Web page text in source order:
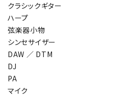
クラシックギター
ハープ
弦楽器小物
シンセサイザー
DAW ／ DTM
DJ
PA
マイク